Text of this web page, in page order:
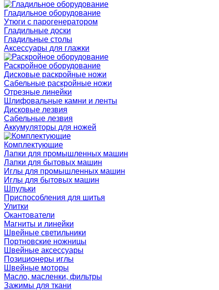
Гладильное оборудование
Утюги с парогенератором
Гладильные доски
Гладильные столы
Аксессуары для глажки
Раскройное оборудование
Дисковые раскройные ножи
Сабельные раскройные ножи
Отрезные линейки
Шлифовальные камни и ленты
Дисковые лезвия
Сабельные лезвия
Аккумуляторы для ножей
Комплектующие
Лапки для промышленных машин
Лапки для бытовых машин
Иглы для промышленных машин
Иглы для бытовых машин
Шпульки
Приспособления для шитья
Улитки
Окантователи
Магниты и линейки
Швейные светильники
Портновские ножницы
Швейные аксессуары
Позиционеры иглы
Швейные моторы
Масло, масленки, фильтры
Зажимы для ткани